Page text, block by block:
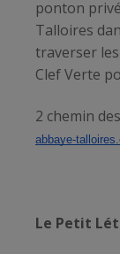
ponton
Talloires
traverser les
Clef Verte
2 chemin
abbaye-
Le Petit